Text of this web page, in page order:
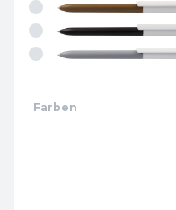
Farben